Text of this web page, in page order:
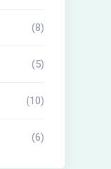
(8)
(5)
(10)
(6)